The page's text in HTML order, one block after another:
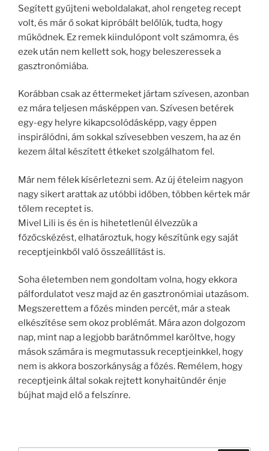
Segített gyűjteni weboldalakat, ahol rengeteg recept
volt, és már ő sokat kipróbált belőlük, tudta, hogy
működnek. Ez remek kiindulópont volt számomra, és
ezek után nem kellett sok, hogy beleszeressek a
gasztronómiába.
Korábban csak az éttermeket jártam szívesen, azonban
ez mára teljesen másképpen van. Szívesen betérek
egy-egy helyre kikapcsolódásképp, vagy éppen
inspirálódni, ám sokkal szívesebben veszem, ha az én
kezem által készített étkeket szolgálhatom fel.
Már nem félek kísérletezni sem. Az új ételeim nagyon
nagy sikert arattak az utóbbi időben, többen kértek már
tőlem receptet is.
Mivel Lili is és én is hihetetlenül élvezzük a
főzőcskézést, elhatároztuk, hogy készítünk egy saját
receptjeinkből való összeállítást is.
Soha életemben nem gondoltam volna, hogy ekkora
pálfordulatot vesz majd az én gasztronómiai utazásom.
Megszerettem a főzés minden percét, már a steak
elkészítése sem okoz problémát. Mára azon dolgozom
nap, mint nap a legjobb barátnőmmel karöltve, hogy
mások számára is megmutassuk receptjeinkkel, hogy
nem is akkora boszorkányság a főzés. Remélem, hogy
receptjeink által sokak rejtett konyhaitündér énje
bújhat majd elő a felszínre.